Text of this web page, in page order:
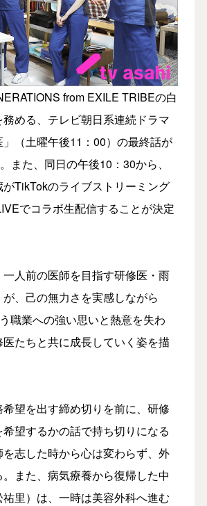
from EXILE TRIBEの白
める、テレビ朝日系連続ドラマ
」（土曜午後11：00）の最終話が
また、同日の午後10：30から、
TikTokのライブストリーミング
でコラボ生配信することが決定
人前の医師を目指す研修医・雨
、己の無力さを実感しながら
職業への強い思いと熱意を失わ
たちと共に成長していく姿を描
望を出す締め切りを前に、研修
望するかの話で持ち切りになる
志した時から心は変わらず、外
また、病気療養から復帰した中
里）は、一時は美容外科へ進む